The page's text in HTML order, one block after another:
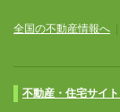
全国の不動産情報へ
不動産・住宅サイト